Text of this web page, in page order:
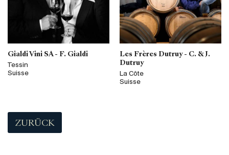
Gialdi Vini SA - F. Gialdi
Tessin
Suisse
Les Frères Dutruy - C. & J.
Dutruy
La Côte
Suisse
ZURÜCK